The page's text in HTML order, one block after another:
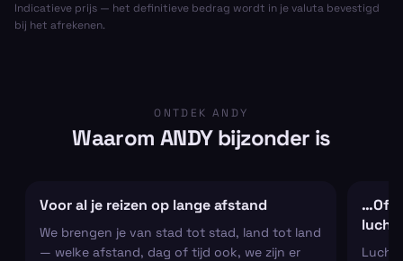
Indicatieve prijs — het definitieve bedrag wordt in je valuta bevestigd
bij het afrekenen.
ONTDEK ANDY
Waarom ANDY bijzonder is
Voor al je reizen op lange afstand
We brengen je van stad tot stad, land tot land
— welke afstand, dag of tijd ook, we zijn er
…Of